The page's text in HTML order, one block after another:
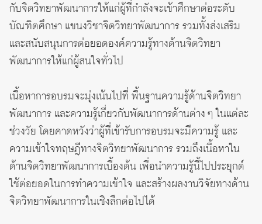
กับจิตวิทยาพัฒนาการให้แก่ผู้ที่กำลังจะเข้าศึกษาต่อระดับ
บัณฑิตศึกษา แขนงวิชาจิตวิทยาพัฒนาการ รวมทั้งส่งเสริม
และสนับสนุนการต่อยอดองค์ความรู้ทางด้านจิตวิทยา
พัฒนาการให้แก่ผู้สนใจทั่วไป
เนื้อหาการอบรมจะมุ่งเน้นไปที่ พื้นฐานความรู้ด้านจิตวิทยา
พัฒนาการ และความรู้เกี่ยวกับพัฒนาการด้านต่าง ๆ ในแต่ละ
ช่วงวัย โดยคาดหวังว่าผู้ที่เข้ารับการอบรมจะมีความรู้ และ
ความเข้าใจทฤษฎีทางจิตวิทยาพัฒนาการ รวมถึงเนื้อหาใน
ด้านจิตวิทยาพัฒนาการเบื้องต้น เพื่อนำความรู้นี้ไปประยุกต์
ใช้ต่อยอดในการทำความเข้าใจ และสร้างผลงานวิจัยทางด้าน
จิตวิทยาพัฒนาการในเชิงลึกต่อไปได้